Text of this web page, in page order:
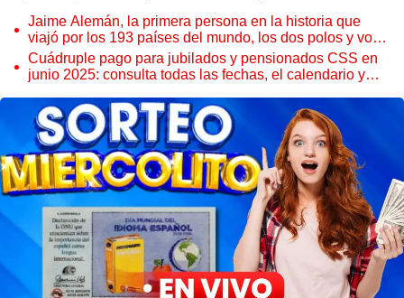
Jaime Alemán, la primera persona en la historia que
viajó por los 193 países del mundo, los dos polos y voló
por el espacio exterior
Cuádruple pago para jubilados y pensionados CSS en
junio 2025: consulta todas las fechas, el calendario y